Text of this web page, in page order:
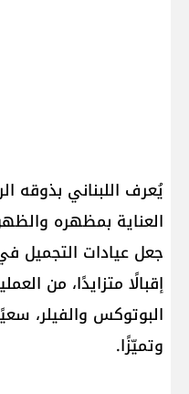
يُعرف اللبناني بذوقه
العناية بمظهره
جعل عيادات التجميل
إقبالًا متزايدًا، من
البوتوكس والفيلر،
وتميّزًا.